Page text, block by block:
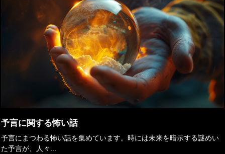
予言に関する怖い話
予言にまつわる怖い話を集めています。時には未来を暗示する謎めい
た予言が、人々...